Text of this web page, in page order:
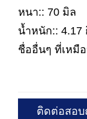
หนา:: 70 มิล
น้ำหนัก:: 4.17
ชื่ออื่นๆ ที่เหมื
ติดต่อสอบ